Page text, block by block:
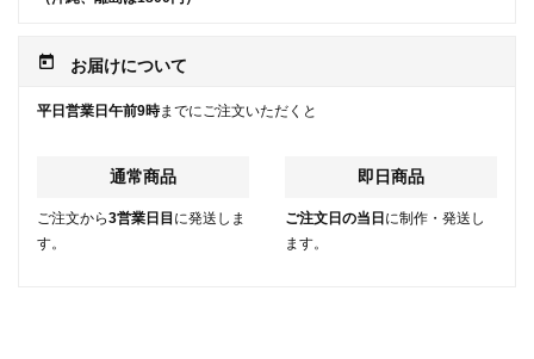
today お届けについて
平日営業日午前9時までにご注文いただくと
通常商品
ご注文から3営業日目 に発送しま
す。
即日商品
ご注文日の当日 に制作・発送し
ます。